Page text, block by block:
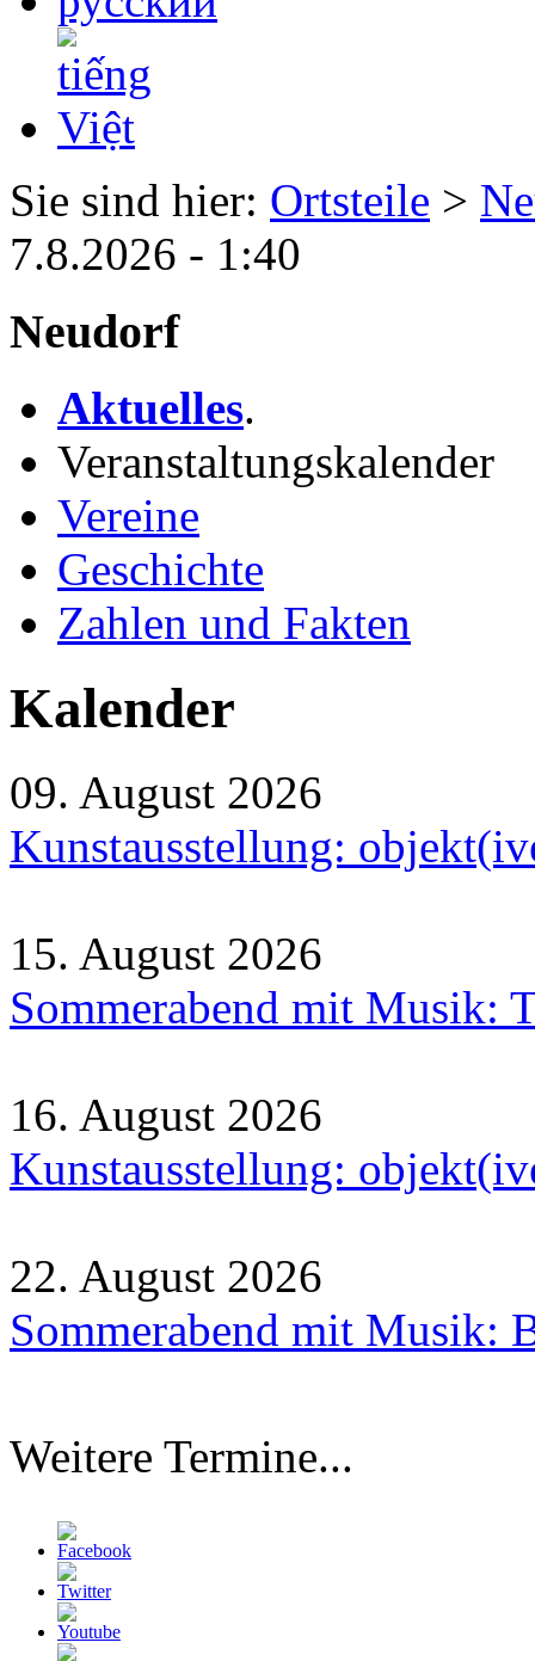
Sie sind hier: Ortsteile >
7.8.2026 - 1:40
Neudorf
Aktuelles.
Veranstaltungskalender
Vereine
Geschichte
Zahlen und Fakten
Kalender
09. August 2026
Kunstausstellung:
15. August 2026
Sommerabend mit Musik:
16. August 2026
Kunstausstellung:
22. August 2026
Sommerabend mit Musik:
Weitere Termine...